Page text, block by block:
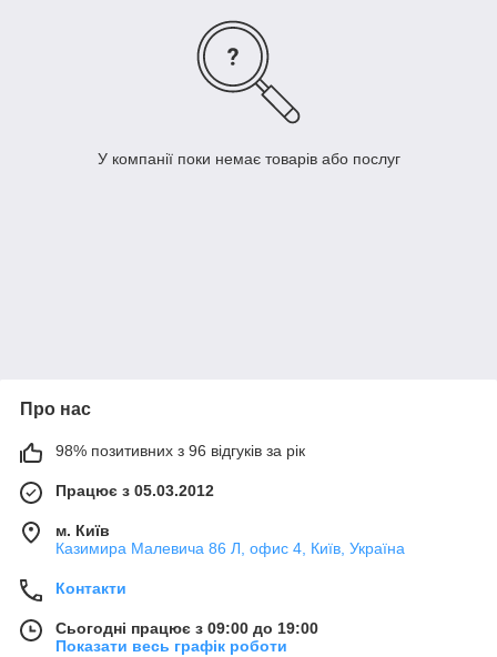
У компанії поки немає товарів або послуг
Про нас
98% позитивних з 96 відгуків за рік
Працює з 05.03.2012
м. Київ
Казимира Малевича 86 Л, офис 4, Київ, Україна
Контакти
Сьогодні працює з 09:00 до 19:00
Показати весь графік роботи